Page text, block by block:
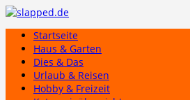
Zum
springenStartseite
Haus & Garten
Dies & Das
Urlaub & Reisen
Hobby & Freizeit